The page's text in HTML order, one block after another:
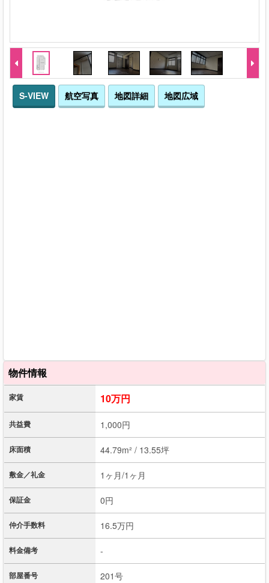
S-VIEW 航空写真 地図詳細 地図広域
物件情報
家賃 10万円
共益費 1,000円
床面積 44.79m² / 13.55坪
敷金／礼金 1ヶ月/1ヶ月
保証金 0円
仲介手数料 16.5万円
料金備考 -
部屋番号 201号